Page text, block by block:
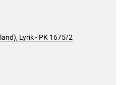
Lyrik - PK 1675/2